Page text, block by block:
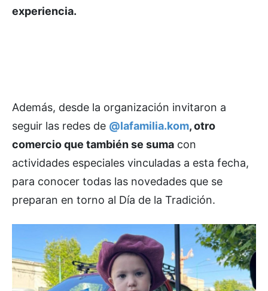
experiencia.
Además, desde la organización invitaron a
seguir las redes de @lafamilia.kom, otro
comercio que también se suma con
actividades especiales vinculadas a esta fecha,
para conocer todas las novedades que se
preparan en torno al Día de la Tradición.